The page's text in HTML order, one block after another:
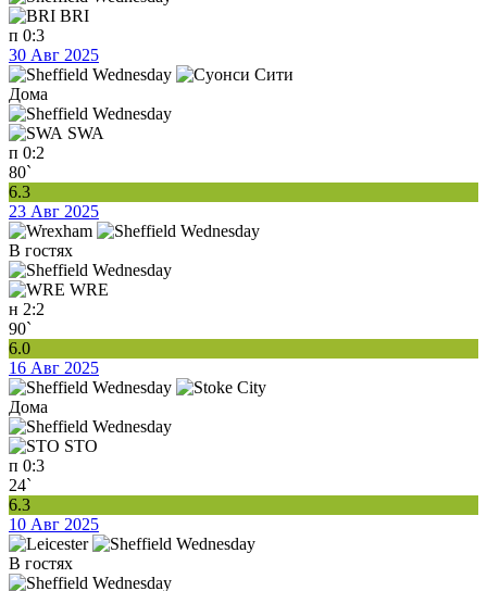
BRI
п 0:3
30 Авг 2025
Дома
SWA
п 0:2
80`
6.3
23 Авг 2025
В гостях
WRE
н 2:2
90`
6.0
16 Авг 2025
Дома
STO
п 0:3
24`
6.3
10 Авг 2025
В гостях